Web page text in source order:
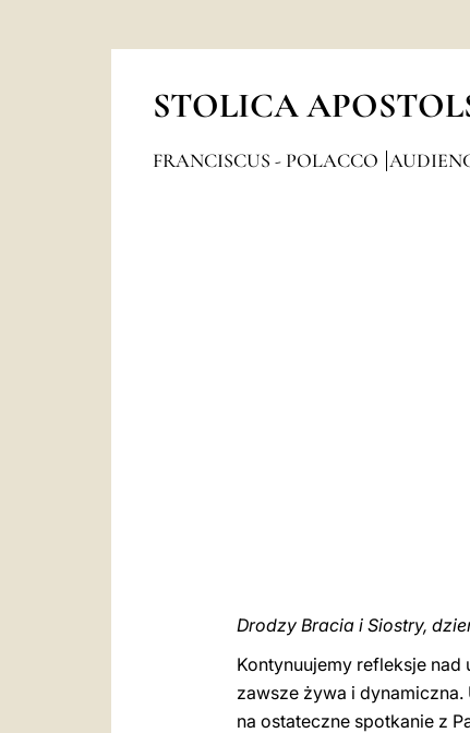
STOLICA
FRANCISCUS - POLACCO
Drodzy Bracia i Siostry,
Kontynuujemy refleksje nad
zawsze żywa i
na ostateczne spotkanie z